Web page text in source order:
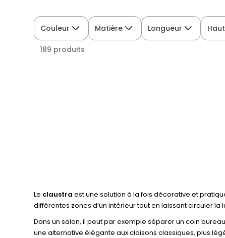
Couleur Matière Longueur
189 produits
Le claustra est une solution à la fois décorative et
différentes zones d’un intérieur tout en laissant circuler la
Dans un salon, il peut par exemple séparer un coin
une alternative élégante aux cloisons classiques, plus